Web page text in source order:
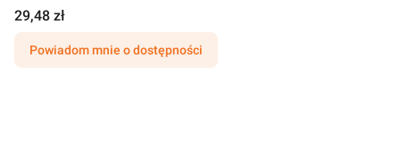
29,48 zł
Powiadom mnie o dostępności